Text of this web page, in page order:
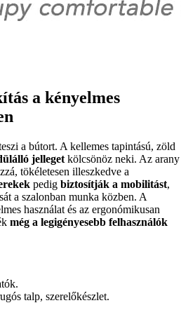
a kényelmes
a bútort. A kellemes tapintású, zöld
jelleget kölcsönöz neki. Az arany
tökéletesen illeszkedve a
pedigbiztosítják a mobilitást,
a szalonban munka közben. A
használat és az ergonómikusan
még a legigényesebb felhasználók
talp, szerelőkészlet.